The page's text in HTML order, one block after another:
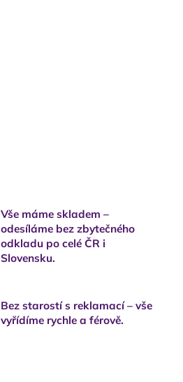
Vše máme skladem –
odesíláme bez zbytečného
odkladu po celé ČR i
Slovensku.
Bez starostí s reklamací – vše
vyřídíme rychle a férově.